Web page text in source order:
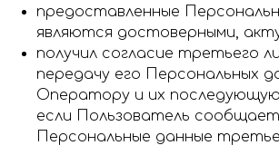
предоставленные
являются достоверными,
получил согласие третьего
передачу его Персональных
Оператору и их
если Пользователь
Персональные данные